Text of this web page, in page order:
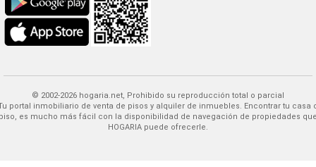
© 2002-2026 hogaria.net, Prohibido su reproducción total o parcial
Encontrar tu casa o
es mucho más fácil con la disponibilidad de navegación de propiedades
HOGARIA puede ofrecerle.